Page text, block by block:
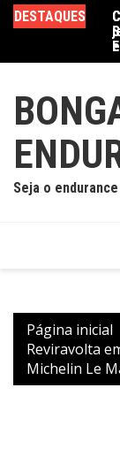
para
conteúdo
DESTAQUES
Seja o
Página inicial
Reviravolta
Michelin Le